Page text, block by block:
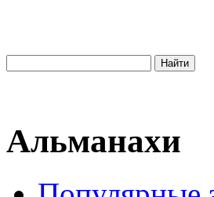
Альманахи